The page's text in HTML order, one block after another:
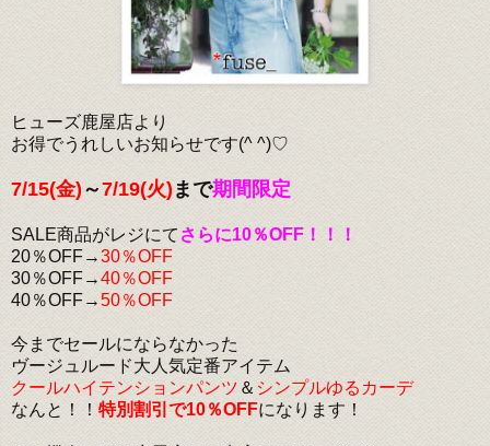
ヒューズ鹿屋店より
お得でうれしいお知らせです(^ ^)♡
7/15(金) ～7/19(火) まで期間限定
SALE商品がレジにて さらに10％OFF！！！
20％OFF→30％OFF
30％OFF→40％OFF
40％OFF→50％OFF
今までセールにならなかった
ヴージュルード大人気定番アイテム
クールハイテンションパンツ ＆ シンプルゆるカーデ
なんと！！ 特別割引で10％OFFになります！